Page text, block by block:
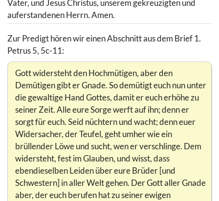
Vater, und Jesus Christus, unserem gekreuzigten und
auferstandenen Herrn. Amen.
Zur Predigt hören wir einen Abschnitt aus dem Brief 1.
Petrus 5, 5c-11:
Gott widersteht den Hochmütigen, aber den
Demütigen gibt er Gnade. So demütigt euch nun unter
die gewaltige Hand Gottes, damit er euch erhöhe zu
seiner Zeit. Alle eure Sorge werft auf ihn; denn er
sorgt für euch. Seid nüchtern und wacht; denn euer
Widersacher, der Teufel, geht umher wie ein
brüllender Löwe und sucht, wen er verschlinge. Dem
widersteht, fest im Glauben, und wisst, dass
ebendieselben Leiden über eure Brüder [und
Schwestern] in aller Welt gehen. Der Gott aller Gnade
aber, der euch berufen hat zu seiner ewigen